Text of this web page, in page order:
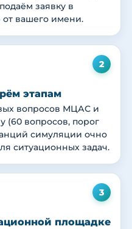
заявку в
вашего имени.
2
этапам
вопросов МЦАС и
(60 вопросов, порог
симуляции очно
ситуационных задач.
3
площадке